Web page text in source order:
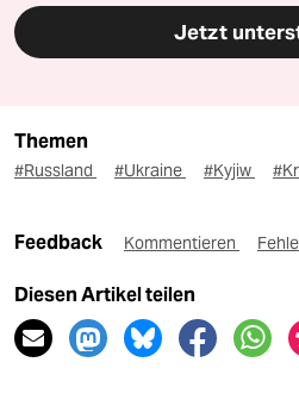
Jetzt
Themen
#Russland #Ukraine #Kyjiw
Feedback Kommentieren
Diesen Artikel teilen